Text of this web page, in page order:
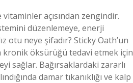
açısından zengindir.
düzenlemeye, enerji
otu neye şifadır? Sticky Oath’un
kronik öksürüğü tedavi etmek için
sağlar. Bağırsaklardaki zararlı
damar tıkanıklığı ve kalp